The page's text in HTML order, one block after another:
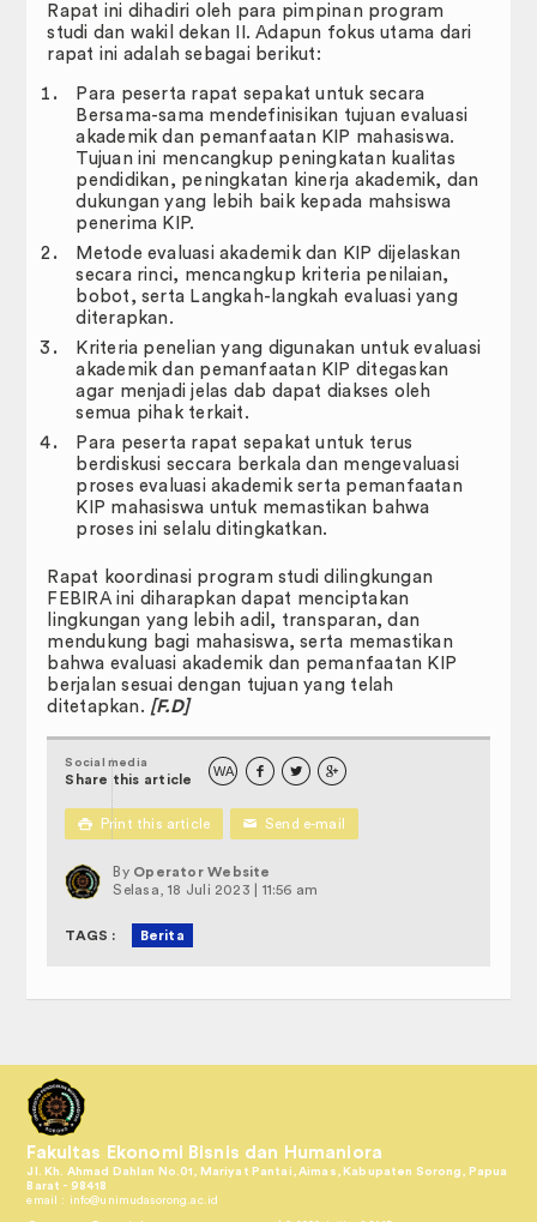
DOWNLOAD
Perpustakaan Digital
Pengurusan Surat
Panduan
Formulir
Hubungi Kami
Pedoman dan Peraturan
KUMPULAN SOP (STANDARD
OPERATING PROCEDURE)
Rapat ini dihadiri oleh para pimpinan program
studi dan wakil dekan II. Adapun fokus utama dari
rapat ini adalah sebagai berikut:
Para peserta rapat sepakat untuk secara
Bersama-sama mendefinisikan tujuan evaluasi
akademik dan pemanfaatan KIP mahasiswa.
Tujuan ini mencangkup peningkatan kualitas
pendidikan, peningkatan kinerja akademik, dan
dukungan yang lebih baik kepada mahsiswa
penerima KIP.
Metode evaluasi akademik dan KIP dijelaskan
secara rinci, mencangkup kriteria penilaian,
bobot, serta Langkah-langkah evaluasi yang
diterapkan.
Kriteria penelian yang digunakan untuk evaluasi
akademik dan pemanfaatan KIP ditegaskan
agar menjadi jelas dab dapat diakses oleh
semua pihak terkait.
Para peserta rapat sepakat untuk terus
berdiskusi seccara berkala dan mengevaluasi
proses evaluasi akademik serta pemanfaatan
KIP mahasiswa untuk memastikan bahwa
proses ini selalu ditingkatkan.
Rapat koordinasi program studi dilingkungan
FEBIRA ini diharapkan dapat menciptakan
lingkungan yang lebih adil, transparan, dan
mendukung bagi mahasiswa, serta memastikan
bahwa evaluasi akademik dan pemanfaatan KIP
berjalan sesuai dengan tujuan yang telah
ditetapkan. [F.D]
Social media
Share this article
WA   
 Print this article ✉ Send e-mail
By Operator Website
Selasa, 18 Juli 2023 | 11:56 am
TAGS : Berita
Fakultas Ekonomi Bisnis dan Humaniora
Jl. Kh. Ahmad Dahlan No.01, Mariyat Pantai, Aimas, Kabupaten Sorong, Papua
Barat - 98418
email : info@unimudasorong.ac.id